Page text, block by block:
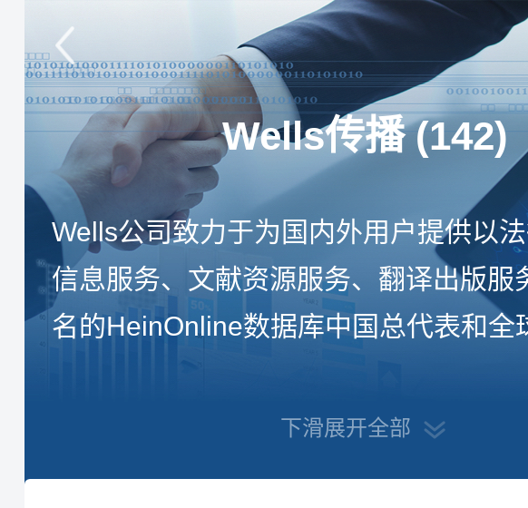
Wells传播 (142)
Wells公司致力于为国内外用户提供以
信息服务、文献资源服务、翻译出版服
名的HeinOnline数据库中国总代表和全
下滑展开全部